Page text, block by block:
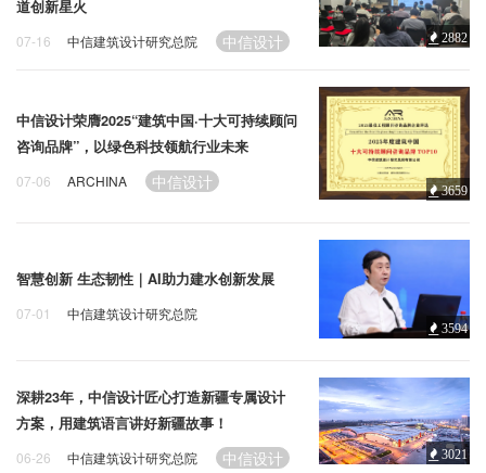
道创新星火
07-16 中信建筑设计研究总院 中信设计 2882
中信设计荣膺2025“建筑中国·十大可持续顾问
咨询品牌”，以绿色科技领航行业未来
07-06 ARCHINA 中信设计 3659
智慧创新 生态韧性｜AI助力建水创新发展
07-01 中信建筑设计研究总院
3594
深耕23年，中信设计匠心打造新疆专属设计
方案，用建筑语言讲好新疆故事！
06-26 中信建筑设计研究总院 中信设计 3021